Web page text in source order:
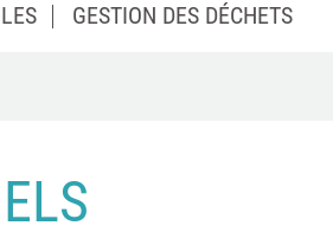
GESTION DES DÉCHETS